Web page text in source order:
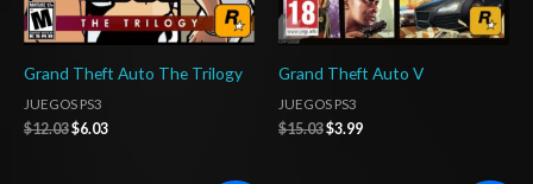
Grand Theft Auto The Trilogy
JUEGOS PS3
$12.03$6.03
Grand Theft Auto V
JUEGOS PS3
$15.03$3.99